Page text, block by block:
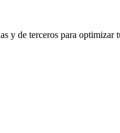
y de terceros para optimizar